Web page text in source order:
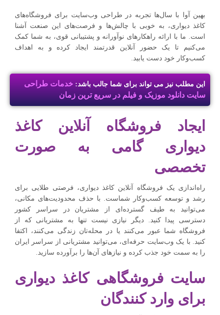
بهین آوا با سال‌ها تجربه در طراحی وب‌سایت برای فروشگاه‌های
کاغذ دیواری، به خوبی با چالش‌ها و فرصت‌های این صنعت آشنا
است. ما با ارائه راهکارهای نوآورانه و پشتیبانی قوی، به شما کمک
می‌کنیم تا یک حضور آنلاین قدرتمند ایجاد کرده و به اهداف
کسب‌وکار خود دست یابید.
این مطلب نیز می تواند برای شما جالب باشد: خدمات طراحی
سایت دانلود موزیک و فیلم در سریع ترین زمان
ایجاد فروشگاه آنلاین کاغذ
دیواری گامی به صورت
تخصصی
راه‌اندازی یک فروشگاه آنلاین کاغذ دیواری، فرصتی طلایی برای
رشد و توسعه کسب‌وکار شماست. با حذف محدودیت‌های مکانی،
می‌توانید به طیف گسترده‌ای از مشتریان در سراسر کشور
دسترسی پیدا کنید. دیگر نیازی نیست تنها به مشتریانی که از
فروشگاه شما عبور می‌کنند یا در محله‌تان زندگی می‌کنند، اکتفا
کنید. با یک وب‌سایت حرفه‌ای، می‌توانید مشتریانی از سراسر ایران
را به سمت خود جذب کرده و نیازهای آن‌ها را برآورده سازید.
سایت فروشگاهی کاغذ دیواری
برای وارد کنندگان